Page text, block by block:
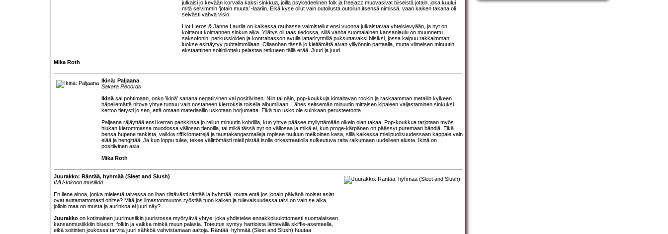
julkaisi jo kevään korvalla kaksi sinkkua, joilla psykedeelinen folk ja freejazz muovasivat biiseistä jotain, joka kuului
mitä selvimmin ’jotain muuta’ -laariin. Eikä kyse ollut vain outoilusta outoilun itsensä nimissä, vaan kaiken takana oli
selvästi vahva visio.
Hot Heros & Janne Laurila on kaikessa rauhassa valmistellut ensi vuonna julkaistavaa yhteislevyään, ja nyt on
koittanut kolmannen sinkun aika. Yllätys oli taas tiedossa, sillä vanha suomalainen kansanlaulu on muunnettu
saksofonin, perkussioiden ja kontrabasson avulla lattarirytmillä puksuttavaksi biisiksi, jossa kaipuu rakkaimman
luokse esittäytyy puhtaimmillaan. Ollaanhan tässä jo kieltämätä aivan ylilyönnin partaalla, mutta viimeisen minuutin
ekstaattinen soitinilottelu pelastaa retkueen tällä erää. Juuri ja juuri.
Mika Roth
Ikinä: Paljaana
Sakara Records
Ikinä sai pohtimaan, onko ’ikinä’ sanana negatiivinen vai positiivinen. Niin tai näin, pop-koukkuja kimaltavan rockin ja raskaamman metallin kylkeen
häpeilemättä nitova yhtye tuntuu vain nostaneen kierroksia toisella albumillaan. Lähes seitsemän minuutin mittaisen kipaleen valjastaminen sinkuksi
kertoo tietysti jo sen, että omaan materiaaliin uskotaan horjumatta. Eikä tuo usko ole suinkaan perusteetonta.
Paljaana räjäyttää ensi kerran pankkinsa jo reilun minuutin kohdilla, kun yhtye pääsee myllyttämään oikein olan takaa. Pop-koukkua tarjotaan myös
hiukan kierommassa muodossa väliosan tienoilla, tai mikä tässä nyt on väliosaa ja mikä ei, kun proge-kärpänen on päässyt puremaan bändiä. Eikä
bensa hupene tankista, vaikka riffikilometrejä ja taustakangasmaileja ropisee tauluun melkoinen kasa, sillä kaikessa mielipuolisuudessaan kappale vain
elää ja hengittää. Ja kun loppu tulee, tekee välittömästi mieli pistää isolla orkestraatiolla sulkeutuva raita raikumaan uudelleen alusta. Ikinä on
positiivinen asia.
Mika Roth
Juurakko: Räntää, hyhmää (Sleet and Slush)
IMU-Inkoon musiikki
En liene ainoa, jonka mielestä talvessa on ihan riittävästi räntää ja hyhmää, mutta entä jos jonain päivänä moiset asiat
ovat auttamattomasti ohitse? Mitä jos ilmastonmuutos ryöstää tuon kaiken ja tulevaisuudessa talvi on vain se aika,
jolloin maa on musta ja aurinkoa ei juuri näy?
Juurakko on kotimainen juurimusiikin juuristossa myöryävä yhtye, joka yhdistelee ennakkoluulottomasti suomalaiseen
kansanmusiikkiin bluesin, folkin ja vaikka minkä muun palasia. Toteutus syntyy hartioista lähtevällä skiffle-asenteella,
eikä soitinten joukossa tarvita juuri sähköä vahvistamaan aaltoja. Räntää, hyhmää (Sleet and Slush) huutaa